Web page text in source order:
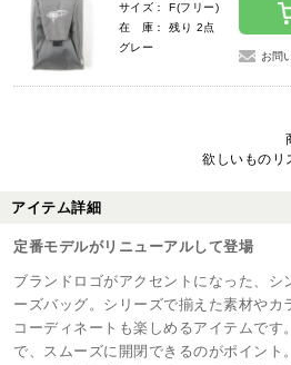
サイズ： F(フリー)
在 庫： 残り 2点
グレー
お問
欲しいものリ
アイテム詳細
定番モデルがリニューアルして登場
ブランドロゴがアクセントになった、シ
ーズバッグ。シリーズで揃えた素材やカ
コーディネートも楽しめるアイテムです
で、スムーズに開閉できるのがポイント